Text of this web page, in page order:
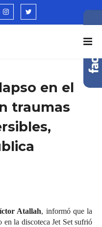
en el
traumas
Atallah, informó que la
la discoteca Jet Set sufrió